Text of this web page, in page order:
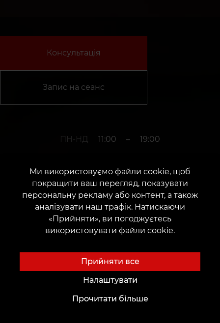
м. Умань
Вулиця Європейська, 54
Дата відкриття: 16 квітня 2021 р.
Консультація
Запис на сеанс
ПН-НД 11:00 – 19:00
+380952011108
Ми використовуємо файли cookie, щоб
покращити ваш перегляд, показувати
персональну рекламу або контент, а також
аналізувати наш трафік. Натискаючи
«Прийняти», ви погоджуєтесь
використовувати файли cookie.
Прийняти все
Налаштувати
Прочитати більше